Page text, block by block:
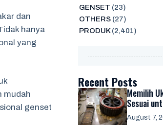
dan
hanya
yang
mudah
genset
GENSET (23)
OTHERS(27)
PRODUK(2,401)
Recent Posts
Memilih
Sesuai
August 7,